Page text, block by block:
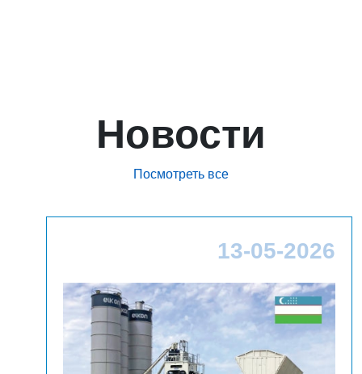
Новости
Посмотреть все
13-05-2026